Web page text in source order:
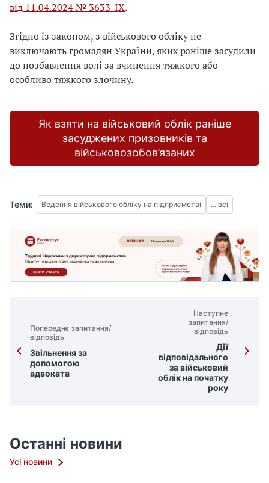
від 11.04.2024 № 3633-IX.
Згідно із законом, з військового обліку не
виключають громадян України, яких раніше засудили
до позбавлення волі за вчинення тяжкого або
особливо тяжкого злочину.
Як взяти на військовий облік раніше
засуджених призовників та
військовозобов’язаних
Теми: Ведення військового обліку на підприємстві ... всі
Попереднє запитання/
відповідь
Звільнення за
допомогою
адвоката
Наступне
запитання/
відповідь
Дії
відповідального
за військовий
облік на початку
року
Останні новини
Усі новини